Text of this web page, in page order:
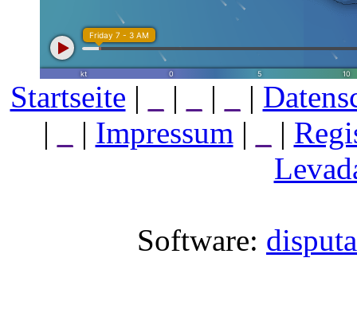
Startseite | | | |
|
| Impressum | |
Software: